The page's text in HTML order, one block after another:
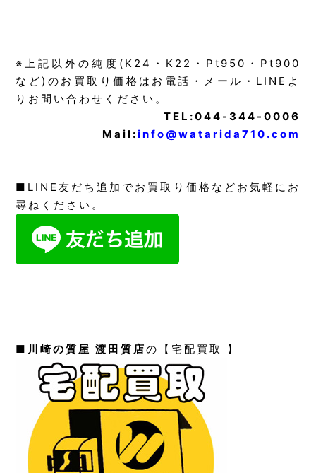
※上記以外の純度(K24・K22・Pt950・Pt900
など)のお買取り価格はお電話・メール・LINEよ
りお問い合わせください。
TEL:044-344-0006
Mail:info@watarida710.com
■LINE友だち追加でお買取り価格などお気軽にお
尋ねください。
■ 川崎の質屋 渡田質店の【宅配買取 】